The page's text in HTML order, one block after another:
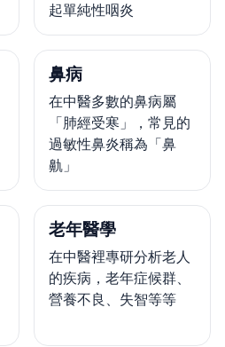
起單純性咽炎
鼻病
在中醫多數的鼻病屬
「肺經受寒」，常見的
過敏性鼻炎稱為「鼻
鼽」
老年醫學
在中醫裡專研分析老人
的疾病，老年症候群、
營養不良、失智等等